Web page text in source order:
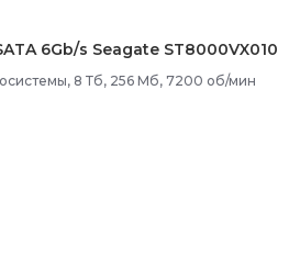
6Gb/s Seagate ST8000VX010
8 Тб, 256 Мб, 7200 об/мин